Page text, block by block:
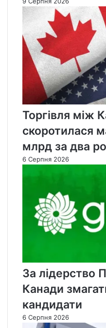
Торгівля між
скоротилася
млрд за два
6 Серпня 2026
За лідерство
Канади
кандидати
6 Серпня 2026